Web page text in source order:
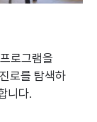
로그램을
로를 탐색하
니다.